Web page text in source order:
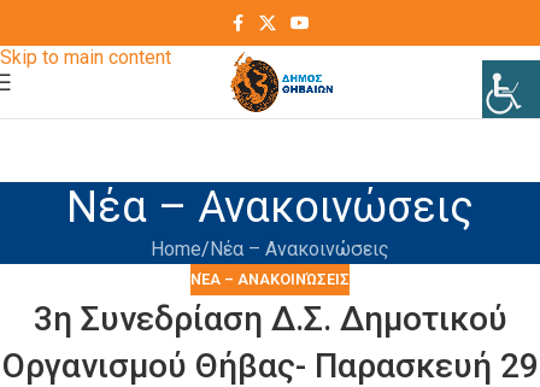
Skip to main content
Νέα – Ανακοινώσεις
Home Νέα – Ανακοινώσεις
ΝΈΑ – ΑΝΑΚΟΙΝΏΣΕΙΣ
3η Συνεδρίαση Δ.Σ. Δημοτικού
Οργανισμού Θήβας- Παρασκευή 29